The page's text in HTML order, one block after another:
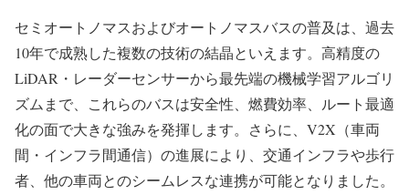
セミオートノマスおよびオートノマスバスの普及は、過去
10年で成熟した複数の技術の結晶といえます。高精度の
LiDAR・レーダーセンサーから最先端の機械学習アルゴリ
ズムまで、これらのバスは安全性、燃費効率、ルート最適
化の面で大きな強みを発揮します。さらに、V2X（車両
間・インフラ間通信）の進展により、交通インフラや歩行
者、他の車両とのシームレスな連携が可能となりました。